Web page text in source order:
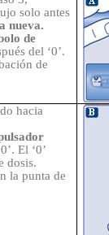
solo antes
nueva.
de
del ‘0’.
de
hacia
El ‘0’
dosis.
la punta de